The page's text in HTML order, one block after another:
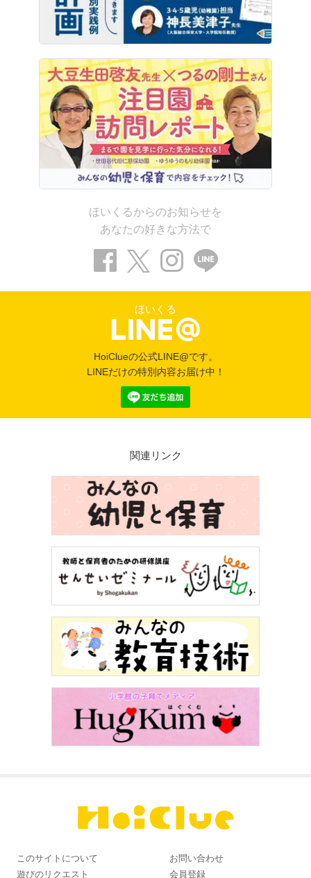
ほいくるからのお知らせを
あなたの好きな方法で
ほいくる
HoiClueの公式LINE@です。
LINEだけの特別内容お届け中！
関連リンク
このサイトについて
お問い合わせ
遊びのリクエスト
会員登録